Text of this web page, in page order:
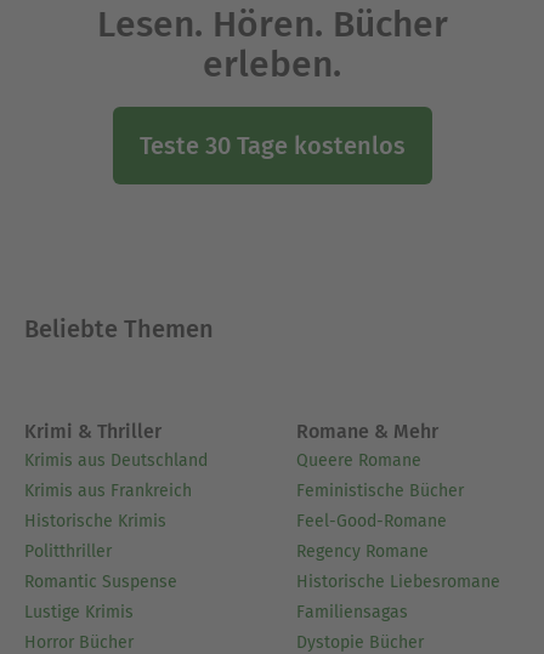
Lesen. Hören. Bücher
erleben.
Teste 30 Tage kostenlos
Beliebte Themen
Krimi & Thriller
Krimis aus Deutschland
Krimis aus Frankreich
Historische Krimis
Politthriller
Romantic Suspense
Lustige Krimis
Horror Bücher
Romane & Mehr
Queere Romane
Feministische Bücher
Feel-Good-Romane
Regency Romane
Historische Liebesromane
Familiensagas
Dystopie Bücher